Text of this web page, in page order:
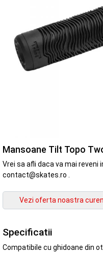
Mansoane Tilt Topo
Vrei sa afli daca va mai reveni
contact@skates.ro .
Specificatii
Compatibile cu ghidoane din